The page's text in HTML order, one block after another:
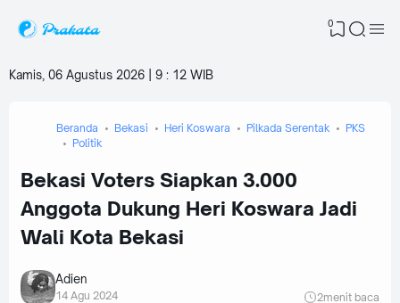
0
Kamis, 06 Agustus 2026 | 9 : 12 WIB
Beranda Bekasi Heri Koswara Pilkada Serentak
PKS
Politik
Bekasi Voters Siapkan 3.000
Anggota Dukung Heri Koswara Jadi
Wali Kota Bekasi
Adien
14 Agu 2024 2menit baca